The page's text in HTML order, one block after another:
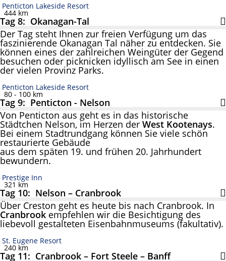
Penticton Lakeside Resort
444 km
Tag 8: Okanagan-Tal
Der Tag steht Ihnen zur freien Verfügung um das
faszinierende Okanagan Tal näher zu entdecken. Sie
können eines der zahlreichen Weingüter der Gegend
besuchen oder picknicken idyllisch am See in einen
der vielen Provinz Parks.
Penticton Lakeside Resort
80 - 100 km
Tag 9: Penticton - Nelson
Von Penticton aus geht es in das historische
Städtchen Nelson, im Herzen der West Kootenays.
Bei einem Stadtrundgang können Sie viele schön
restaurierte Gebäude
aus dem späten 19. und frühen 20. Jahrhundert
bewundern.
Prestige Inn
321 km
Tag 10: Nelson – Cranbrook
Über Creston geht es heute bis nach Cranbrook. In
Cranbrook empfehlen wir die Besichtigung des
liebevoll gestalteten Eisenbahnmuseums (fakultativ).
St. Eugene Resort
240 km
Tag 11: Cranbrook – Fort Steele – Banff